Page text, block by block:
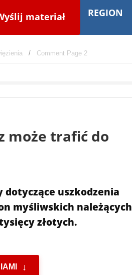
materiał REGION
Comment Page 2
może trafić do
dotyczące uszkodzenia
myśliwskich należących
złotych.